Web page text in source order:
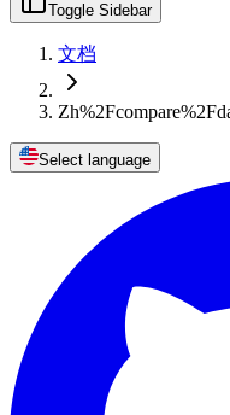
Toggle Sidebar
文档
Select language